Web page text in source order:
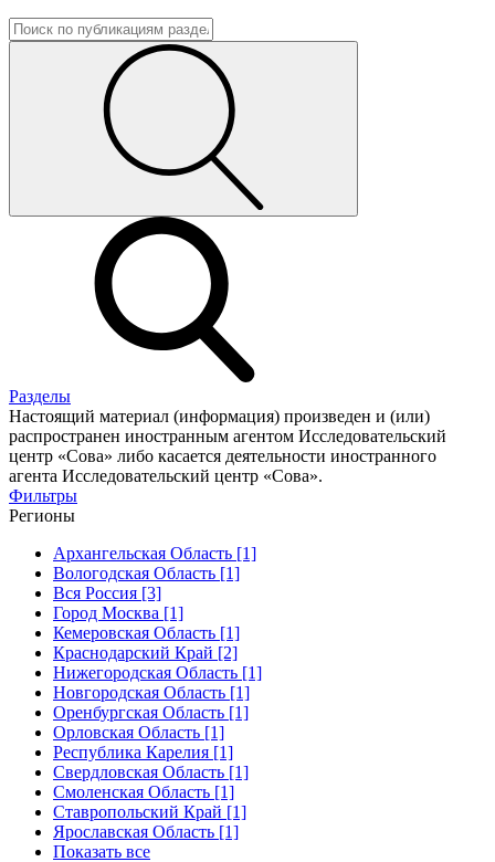
Разделы
Настоящий материал (информация) произведен и (или)
распространен иностранным агентом Исследовательский
центр «Сова» либо касается деятельности иностранного
агента Исследовательский центр «Сова».
Фильтры
Регионы
Архангельская Область [1]
Вологодская Область [1]
Вся Россия [3]
Город Москва [1]
Кемеровская Область [1]
Краснодарский Край [2]
Нижегородская Область [1]
Новгородская Область [1]
Оренбургская Область [1]
Орловская Область [1]
Республика Карелия [1]
Свердловская Область [1]
Смоленская Область [1]
Ставропольский Край [1]
Ярославская Область [1]
Показать все